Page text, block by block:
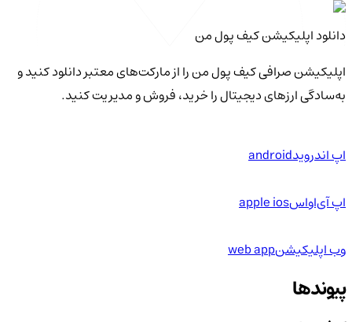
دانلود اپلیکیشن کیف‌ پول من
اپلیکیشن صرافی کیف پول من را از مارکت‌های معتبر دانلود کنید و
به‌سادگی ارزهای دیجیتال را خرید، فروش و مدیریت کنید.
اپ اندرویدandroid
اپ آی‌او‌اسapple ios
وب اپلیکیشنweb app
پیوندها